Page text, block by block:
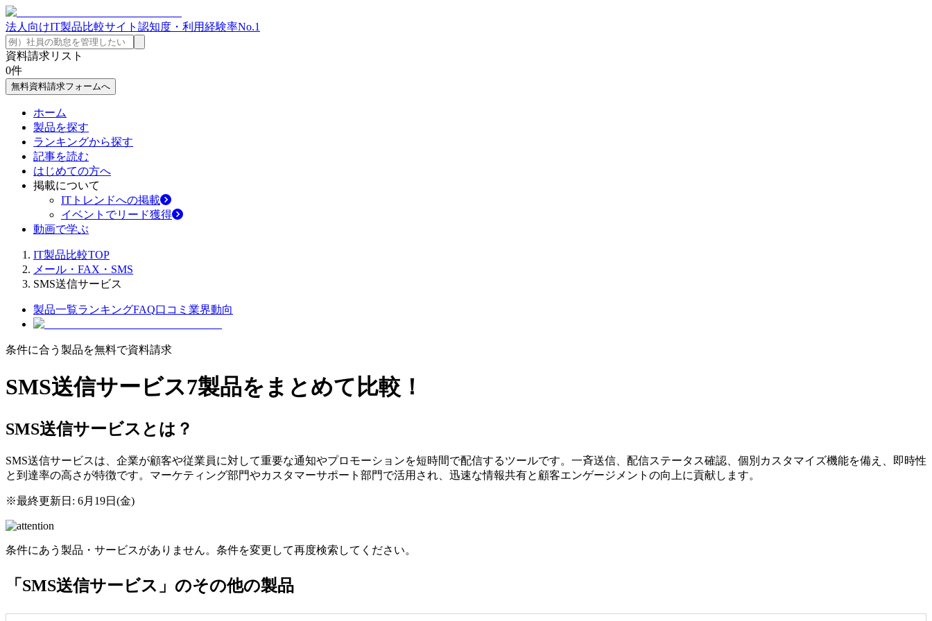
法人向けIT製品比較サイト 認知度・利用経験率No.1
資料請求リスト
0件
無料資料請求フォームへ
ホーム
製品を探す
ランキングから探す
記事を読む
はじめての方へ
掲載について
ITトレンドへの掲載
イベントでリード獲得
動画で学ぶ
IT製品比較TOP
メール・FAX・SMS
SMS送信サービス
製品一覧ランキングFAQ口コミ 業界動向
条件に合う製品を無料で資料請求
SMS送信サービス7製品をまとめて比較！
SMS送信サービスとは？
SMS送信サービスは、企業が顧客や従業員に対して重要な通知やプロモーションを短時間で配信するツールです。一斉送信、配信ステータス確認、個別カスタマイズ機能を備え、即時性
と到達率の高さが特徴です。マーケティング部門やカスタマーサポート部門で活用され、迅速な情報共有と顧客エンゲージメントの向上に貢献します。
※最終更新日: 6月19日(金)
条件にあう製品・サービスがありません。条件を変更して再度検索してください。
「SMS送信サービス」のその他の製品